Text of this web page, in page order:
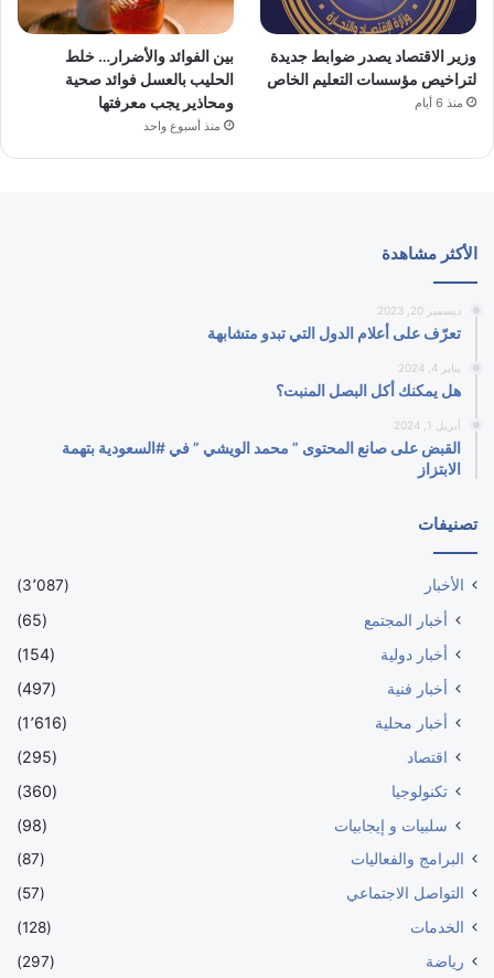
وزير الاقتصاد يصدر ضوابط جديدة
لتراخيص مؤسسات التعليم الخاص
منذ 6 أيام
بين الفوائد والأضرار… خلط
الحليب بالعسل فوائد صحية
ومحاذير يجب معرفتها
منذ أسبوع واحد
الأكثر مشاهدة
ديسمبر 20, 2023
تعرّف على أعلام الدول التي تبدو متشابهة
يناير 4, 2024
هل يمكنك أكل البصل المنبت؟
أبريل 1, 2024
القبض على صانع المحتوى ” محمد الويشي ” في #السعودية بتهمة
الابتزاز
تصنيفات
الأخبار (3٬087)
أخبار المجتمع
(65)
أخبار دولية
(154)
أخبار فنية
(497)
أخبار محلية
(1٬616)
اقتصاد
(295)
تكنولوجيا
(360)
سلبيات و إيجابيات
(98)
البرامج والفعاليات
(87)
التواصل الاجتماعي
(57)
الخدمات
(128)
رياضة
(297)